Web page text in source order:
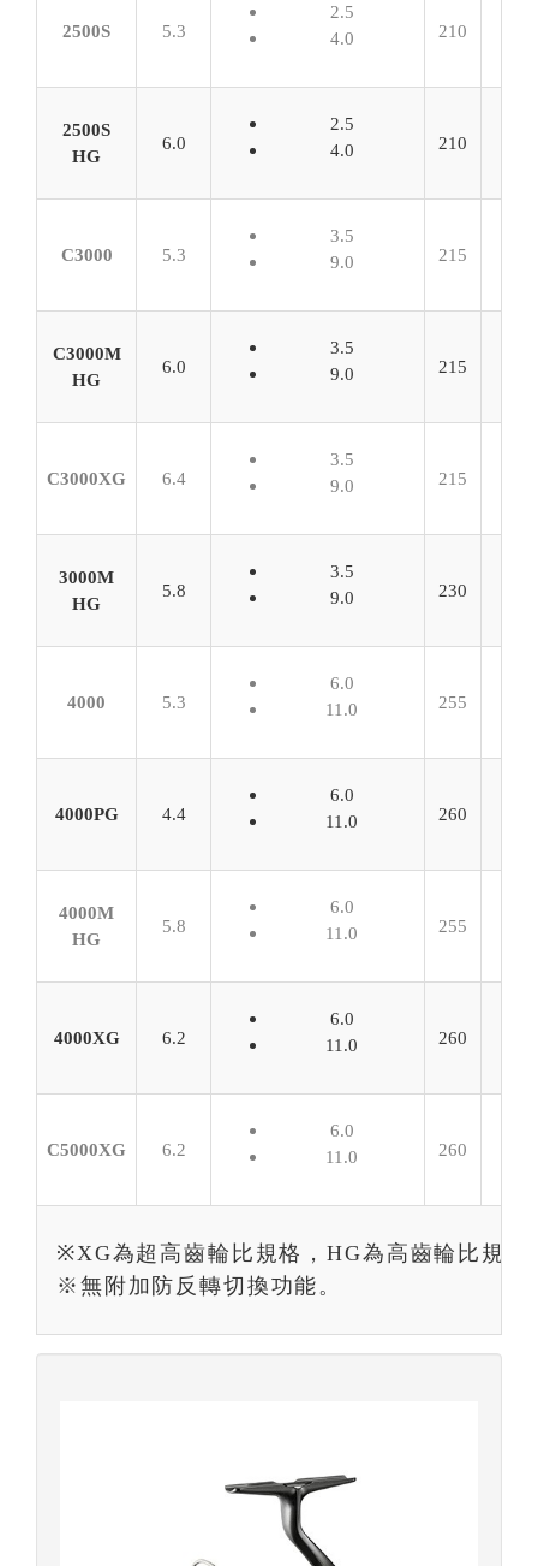
2500S 5.3
2.5
4.0
210
2500S
HG
6.0
2.5
4.0
210
C3000 5.3
3.5
9.0
215
C3000M
HG
6.0
3.5
9.0
215
C3000XG 6.4
3.5
9.0
215
3000M
HG
5.8
3.5
9.0
230
4000 5.3
6.0
11.0
255
4000PG 4.4
6.0
11.0
260
4000M
HG
5.8
6.0
11.0
255
4000XG 6.2
6.0
11.0
260
C5000XG 6.2
6.0
11.0
260
※XG為超高齒輪比規格，HG為高齒輪比規
※無附加防反轉切換功能。